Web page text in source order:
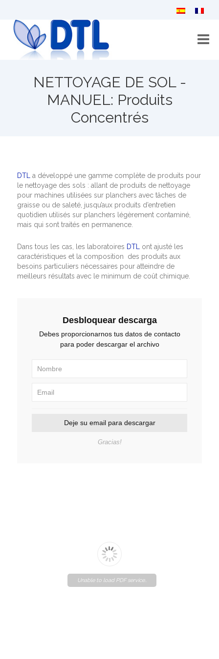
Qui sommes-nous?
NETTOYAGE DE SOL -
MANUEL: Produits
Concentrés
DTL a développé une gamme complète de produits pour
le nettoyage des sols : allant de produits de nettoyage
pour machines utilisées sur planchers avec tâches de
graisse ou de saleté, jusqu’aux produits d’entretien
quotidien utilisés sur planchers légèrement contaminé,
mais qui sont traités en permanence.
Dans tous les cas, les laboratoires DTL ont ajusté les
caractéristiques et la composition des produits aux
besoins particuliers nécessaires pour atteindre de
meilleurs résultats avec le minimum de coût chimique.
Desbloquear descarga
Debes proporcionarnos tus datos de contacto
para poder descargar el archivo
Deje su email para descargar
Gracias!
Unable to load PDF service..